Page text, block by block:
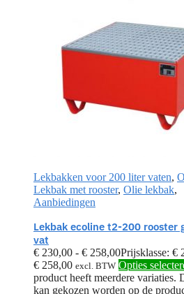
Lekbakken voor 200 liter vaten,
Lekbak met rooster, Olie lekbak,
Aanbiedingen
Lekbak ecoline t2-200 rooster
vat
€ 230,00 - € 258,00Prijsklasse: €
€ 258,00 excl. BTW Opties
product heeft meerdere variaties.
kan gekozen worden op de